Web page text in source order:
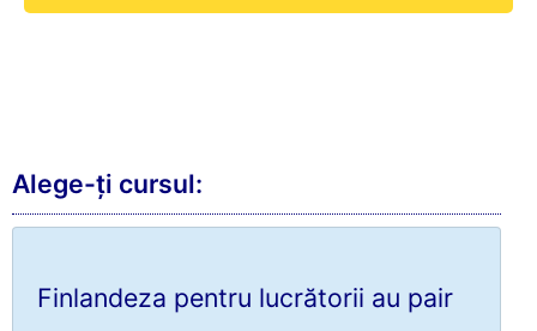
Alege-ți cursul:
Finlandeza pentru lucrătorii au pair